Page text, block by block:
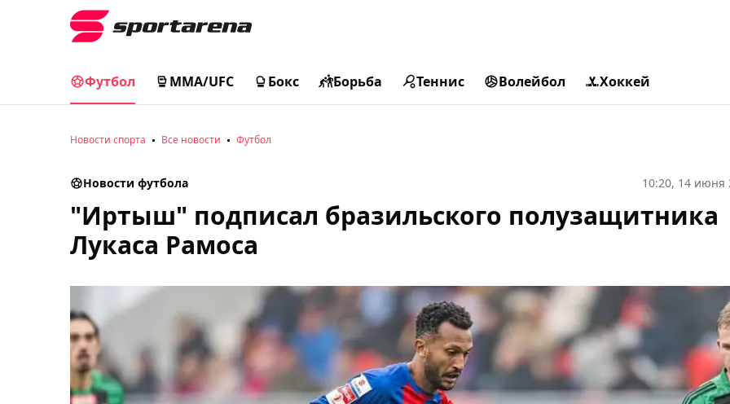
Футбол MMA/UFC Бокс Борьба Теннис Волейбол Хоккей
Новости спорта Все новости Футбол
Новости футбола 10:20, 14 июня
"Иртыш" подписал бразильского полузащитника
Лукаса Рамоса